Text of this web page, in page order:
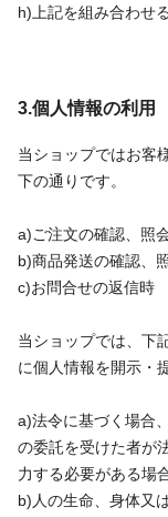
h)上記を組み合わせ
3.個人情報の利用
当ショップではお客
下の通りです。
a)ご注文の確認、照
b)商品発送の確認、
c)お問合せの返信時
当ショップでは、下
に個人情報を開示・
a)法令に基づく場合
の委託を受けた者が
力する必要がある場
b)人の生命、身体又